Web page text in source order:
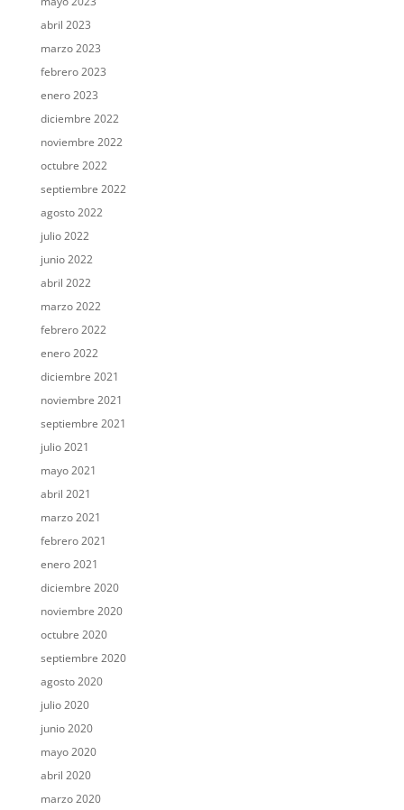
abril 2023
marzo 2023
febrero 2023
enero 2023
diciembre 2022
noviembre 2022
octubre 2022
septiembre 2022
agosto 2022
julio 2022
junio 2022
abril 2022
marzo 2022
febrero 2022
enero 2022
diciembre 2021
noviembre 2021
septiembre 2021
julio 2021
mayo 2021
abril 2021
marzo 2021
febrero 2021
enero 2021
diciembre 2020
noviembre 2020
octubre 2020
septiembre 2020
agosto 2020
julio 2020
junio 2020
mayo 2020
abril 2020
marzo 2020